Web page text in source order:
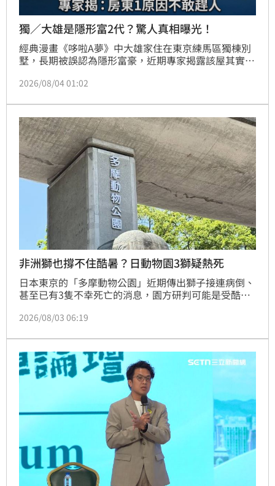
獨／大雄是隱形富2代？驚人真相曝光！
經典漫畫《哆啦A夢》中大雄家住在東京練馬區獨棟別
墅，長期被誤認為隱形富豪，近期專家揭露該屋其實是
灣人對長期租屋感到不可思議，但得益於日本《借地借
常見。該法規讓房東難以隨意終止租約，租客能安心居
住，甚至租地自建。此外，專家分析練馬區房價與租金
行情，並提醒漫畫中物價反映的是過去背景，與現代日
本薪資及物價漲幅相比已有顯著差異，大雄媽媽的勤儉
持家更體現了當時家庭主婦主導財政的傳統美德。
2026/08/04 01:02
非洲獅也撐不住酷暑？日動物園3獅疑熱死
日本東京的「多摩動物公園」近期傳出獅子接連病倒、
甚至已有3隻不幸死亡的消息，園方研判可能是受酷暑
2026/08/03 06:19